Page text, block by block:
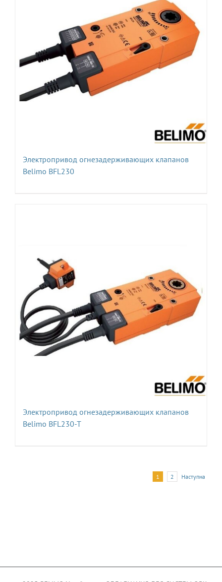
Электропривод огнезадерживающих клапанов
Belimo BFL230
Электропривод огнезадерживающих клапанов
Belimo BFL230-T
1 2 Наступна